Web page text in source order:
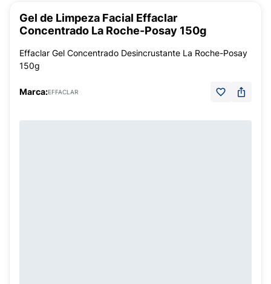
Gel de Limpeza Facial Effaclar
Concentrado La Roche-Posay 150g
Effaclar Gel Concentrado Desincrustante La Roche-Posay
150g
Marca:EFFACLAR